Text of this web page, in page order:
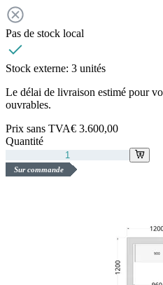
Pas de stock local
Stock externe: 3 unités
Le délai de livraison estimé pour
ouvrables.
Prix sans TVA€ 3.600,00
Quantité
Sur commande